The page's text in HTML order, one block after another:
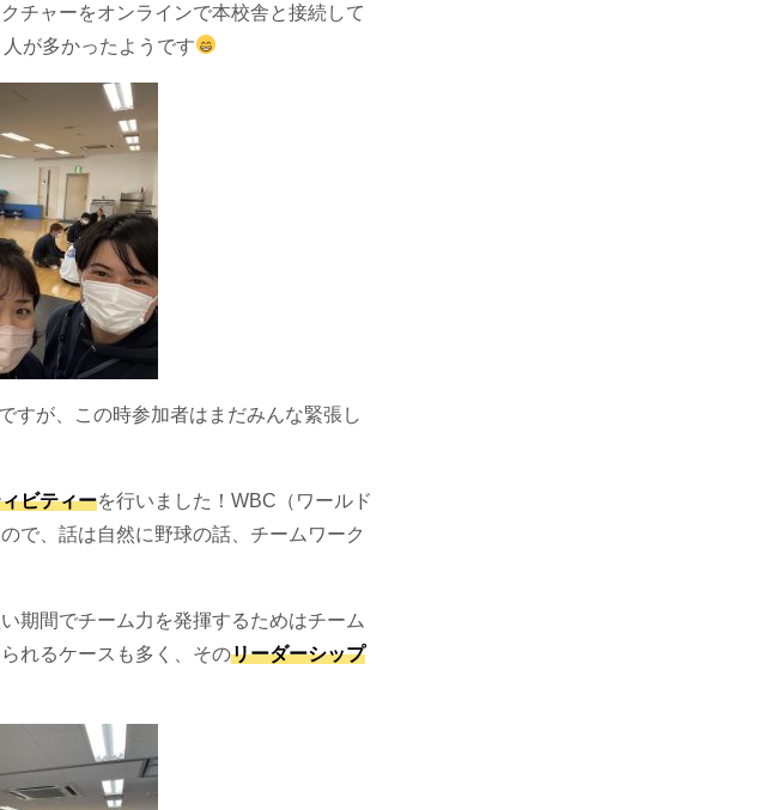
クチャーをオンラインで本校舎と接続して
が多かったようです
すが、この時参加者はまだみんな緊張し
ビティーを行いました！WBC（ワールド
で、話は自然に野球の話、チームワーク
期間でチーム力を発揮するためはチーム
れるケースも多く、そのリーダーシップ